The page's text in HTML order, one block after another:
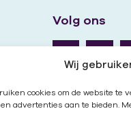
Wij
cookies om de website te
advertenties aan te bieden.
Volg ons